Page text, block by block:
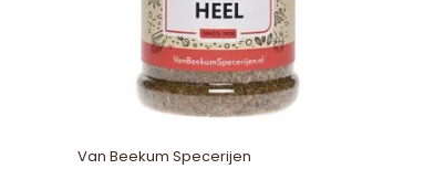
Van Beekum Specerijen